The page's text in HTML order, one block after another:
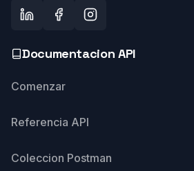
Documentacion API
Comenzar
Referencia API
Coleccion Postman